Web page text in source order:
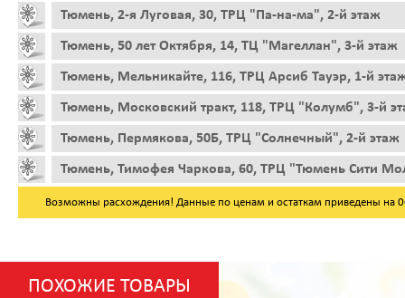
Тюмень, 2-я Луговая, 30, ТРЦ "Па-на-ма", 2-й этаж
Тюмень, 50 лет Октября, 14, ТЦ "Магеллан", 3-й этаж
Тюмень, Мельникайте, 116, ТРЦ Арсиб Тауэр, 1-й
Тюмень, Московский тракт, 118, ТРЦ "Колумб", 3-й
Тюмень, Пермякова, 50Б, ТРЦ "Солнечный", 2-й этаж
Тюмень, Тимофея Чаркова, 60, ТРЦ "Тюмень Сити
Возможны расхождения! Данные по ценам и остаткам приведены на
ПОХОЖИЕ ТОВАРЫ